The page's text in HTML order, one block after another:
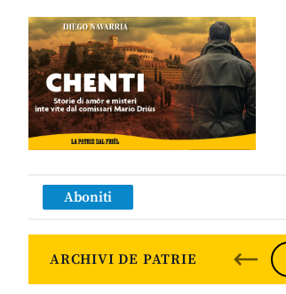
Aboniti
ARCHIVI DE PATRIE